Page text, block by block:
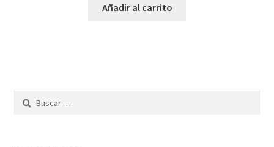
Añadir al carrito
Buscar: